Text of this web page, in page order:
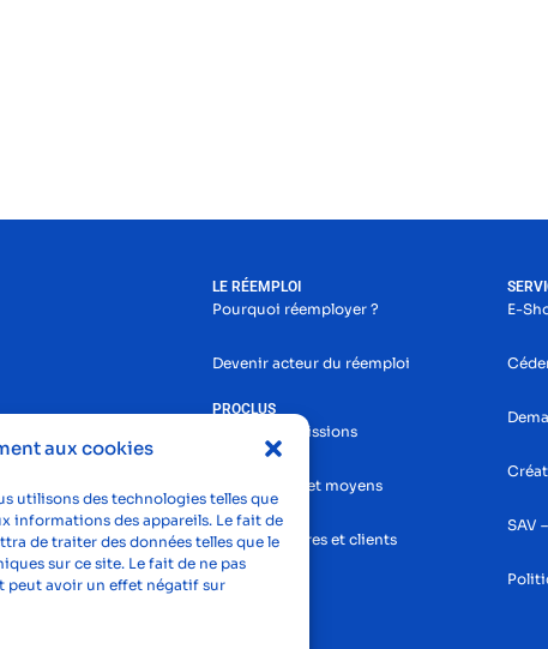
aux cookies
utilisons des technologies telles que
informations des appareils. Le fait de
de traiter des données telles que le
sur ce site. Le fait de ne pas
peut avoir un effet négatif sur
LE RÉEMPLOI
Pourquoi réemployer ?
Devenir acteur du réemploi
PROCLUS
Histoire et missions
Nos services et moyens
Nos partenaires et clients
E-
SAV